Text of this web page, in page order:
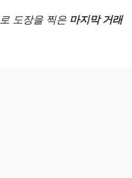
도장을 찍은 마지막 거래